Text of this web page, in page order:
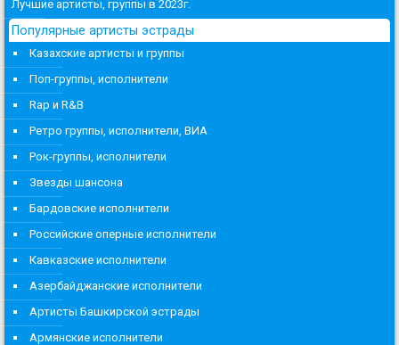
Лучшие артисты, группы в 2023г.
Популярные артисты эстрады
Казахские артисты и группы
Поп-группы, исполнители
Rap и R&B
Ретро группы, исполнители, ВИА
Рок-группы, исполнители
Звезды шансона
Бардовские исполнители
Российские оперные исполнители
Кавказские исполнители
Азербайджанские исполнители
Артисты Башкирской эстрады
Армянские исполнители